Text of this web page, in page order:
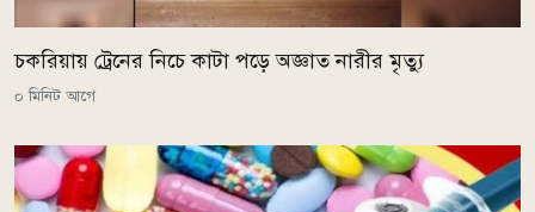
চকরিয়ায় ট্রেনের নিচে কাটা পড়ে অজ্ঞাত নারীর মৃত্যু
০ মিনিট আগে